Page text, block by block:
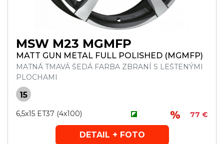
MSW M23 MGMFP
MATT GUN METAL FULL POLISHED (MGMFP)
MATNÁ TMAVÁ ŠEDÁ FARBA ZBRANÍ S LEŠTENÝMI
PLOCHAMI
15
6,5x15 ET37 (4x100) 77 €
DETAIL + FOTO